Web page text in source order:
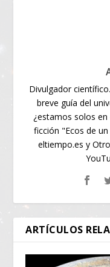
Divulgador
breve guía del
¿estamos solos en
ficción "Ecos de
eltiempo.es y
ARTÍCULOS